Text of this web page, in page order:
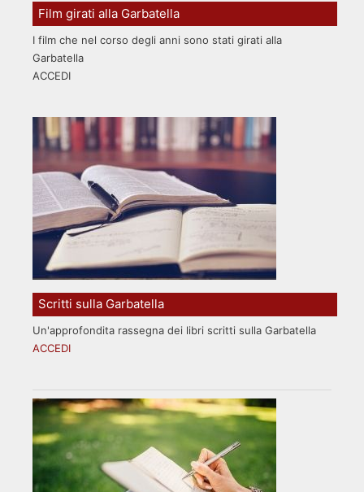
Film girati alla Garbatella
I film che nel corso degli anni sono stati girati alla
Garbatella
ACCEDI
Scritti sulla Garbatella
Un'approfondita rassegna dei libri scritti sulla Garbatella
ACCEDI